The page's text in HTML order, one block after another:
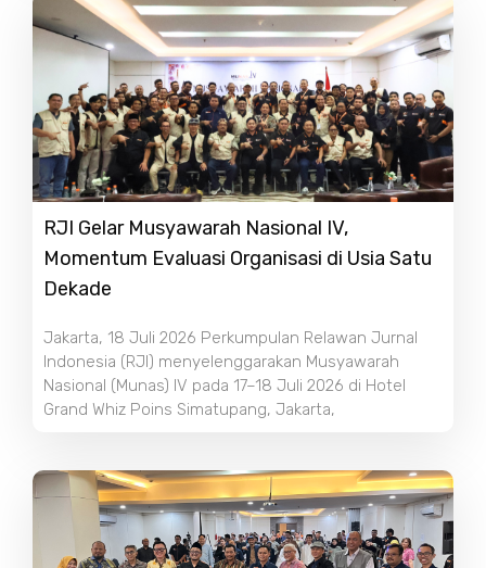
RJI Gelar Musyawarah Nasional IV,
Momentum Evaluasi Organisasi di Usia Satu
Dekade
Jakarta, 18 Juli 2026 Perkumpulan Relawan Jurnal
Indonesia (RJI) menyelenggarakan Musyawarah
Nasional (Munas) IV pada 17–18 Juli 2026 di Hotel
Grand Whiz Poins Simatupang, Jakarta,